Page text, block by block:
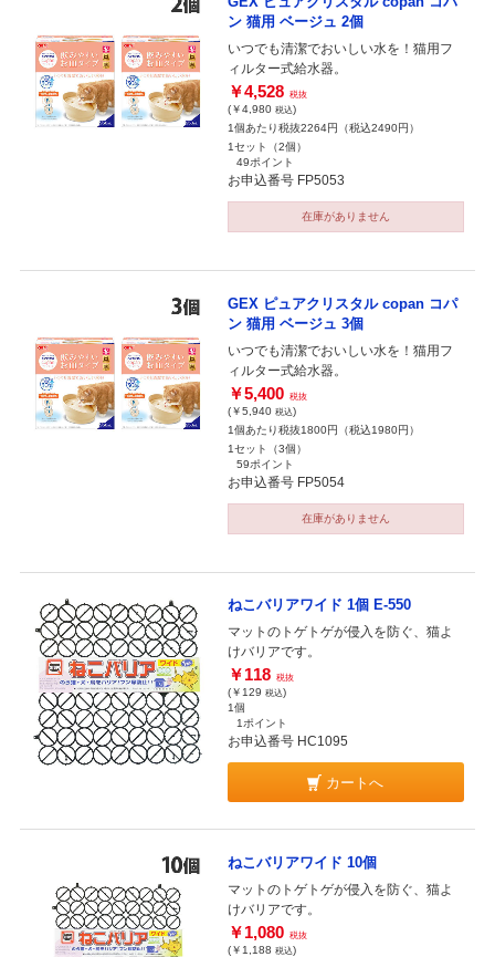
ン 猫用 ベージュ 2個
いつでも清潔でおいしい水を！猫用フ
ィルター式給水器。
￥4,528 税抜
(￥4,980 税込)
1個あたり税抜2264円（税込2490円）
1セット（2個）
49ポイント
お申込番号 FP5053
在庫がありません
GEX ピュアクリスタル copan コパ
ン 猫用 ベージュ 3個
いつでも清潔でおいしい水を！猫用フ
ィルター式給水器。
￥5,400 税抜
(￥5,940 税込)
1個あたり税抜1800円（税込1980円）
1セット（3個）
59ポイント
お申込番号 FP5054
在庫がありません
ねこバリアワイド 1個 E-550
マットのトゲトゲが侵入を防ぐ、猫よ
けバリアです。
￥118 税抜
(￥129 税込)
1個
1ポイント
お申込番号 HC1095
カートへ
ねこバリアワイド 10個
マットのトゲトゲが侵入を防ぐ、猫よ
けバリアです。
￥1,080 税抜
(￥1,188 税込)